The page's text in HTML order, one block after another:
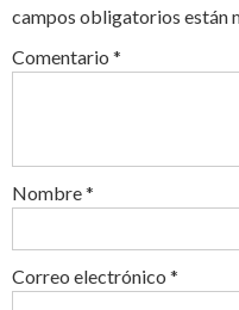
campos obligatorios están
Comentario *
Nombre*
Correo electrónico *